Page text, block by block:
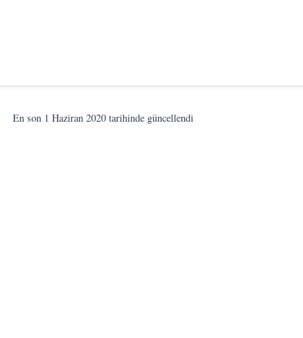
En son 1 Haziran 2020 tarihinde güncellendi